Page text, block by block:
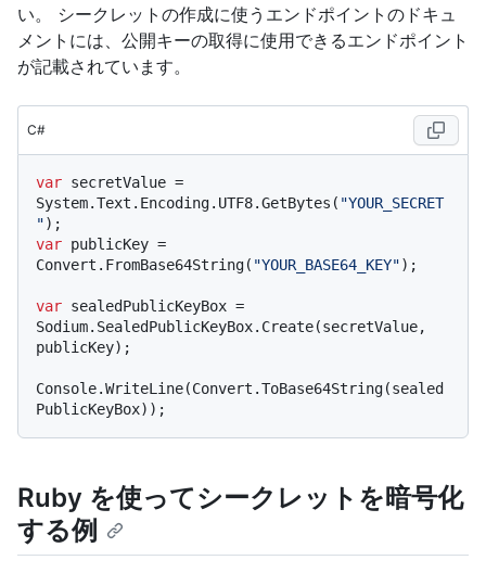
い。 シークレットの作成に使うエンドポイントのドキュ
メントには、公開キーの取得に使用できるエンドポイント
が記載されています。
C#
var secretValue =
System.Text.Encoding.UTF8.GetBytes( "YOUR_SECRET
"
var publicKey =
Convert.FromBase64String( "YOUR_BASE64_KEY");
var sealedPublicKeyBox =
Sodium.SealedPublicKeyBox.Create(secretValue,
publicKey);
Console.WriteLine(Convert.ToBase64String(sealed
Ruby を使ってシークレットを暗号化
する例